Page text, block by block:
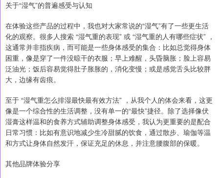
关于“湿气”的普遍感受与认知
在体验这些产品的过程中，我也对大家常说的“湿气”有了一些更生活
化的观察。很多人搜索 “湿气重的表现” 或 “湿气重的人有哪些症状” ，
这通常并非指疾病，而可能是一些身体感受的集合：比如总觉得身体
困重，像是穿了一件没晾干的衣服；早上难醒，头昏脑胀；脸上容易
泛油光；饭后容易觉得肚子胀胀的，消化变慢；或是感觉舌头比较胖
大，边缘有齿痕。
至于 “湿气重怎么排湿最快最有效方法” ，从我个人的体会来看，这更
像是一个综合性的生活调整，没有单一的“最快”捷径。除了选择像伏
湿膏这样温和的食养方式辅助调整身体感受，我认为更重要的是配合
日常习惯：比如有意识地减少生冷甜腻的饮食，通过散步、瑜伽等温
和方式让身体自然发汗，保证充足的休息，并注意腰腹部的保暖。
其他品牌体验分享